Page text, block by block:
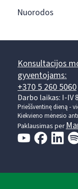
Nuorodos
Konsultacijos
gyventojams:
+370 5 260 5060
Darbo laikas: I-IV
Prieššventinę dieną -
Kiekvieno mėnesio
Paklausimas per